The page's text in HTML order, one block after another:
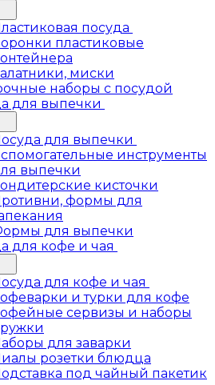
посуда
пластиковые
миски
наборы с посудой
для выпечки
для выпечки
инструменты
выпечки
кисточки
формы для
для выпечки
для кофе и чая
для кофе и чая
и турки для кофе
сервизы и наборы
для заварки
розетки блюдца
под чайный пакетик